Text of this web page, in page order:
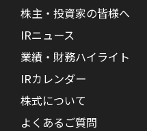
株主・投資家の皆様へ
IRニュース
業績・財務ハイライト
IRカレンダー
株式について
よくあるご質問